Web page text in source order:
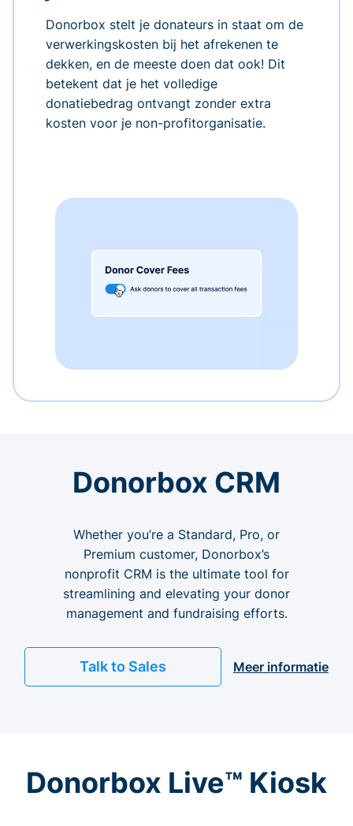
Donorbox stelt je donateurs in staat om de
verwerkingskosten bij het afrekenen te
dekken, en de meeste doen dat ook! Dit
betekent dat je het volledige
donatiebedrag ontvangt zonder extra
kosten voor je non-profitorganisatie.
Donorbox CRM
Whether you’re a Standard, Pro, or
Premium customer, Donorbox’s
nonprofit CRM is the ultimate tool for
streamlining and elevating your donor
management and fundraising efforts.
Talk to Sales Meer informatie
Donorbox Live™ Kiosk